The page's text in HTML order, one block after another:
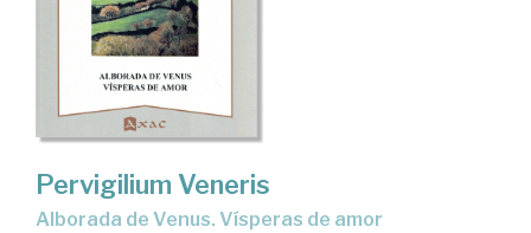
Pervigilium Veneris
Alborada de Venus. Vísperas de amor